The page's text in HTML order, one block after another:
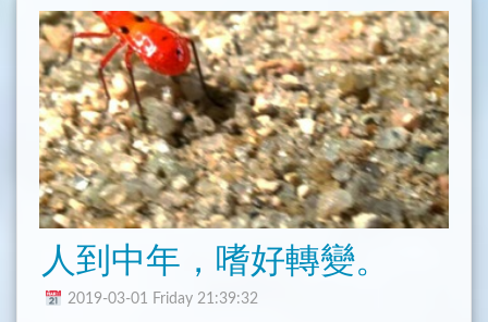
人到中年，嗜好轉變。
2019-03-01 Friday 21:39:32